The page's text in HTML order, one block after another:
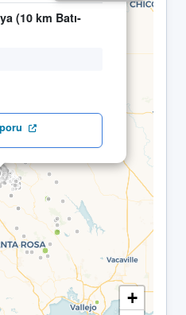
(10 km Batı-
+